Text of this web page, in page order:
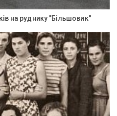
на руднику "Більшовик"